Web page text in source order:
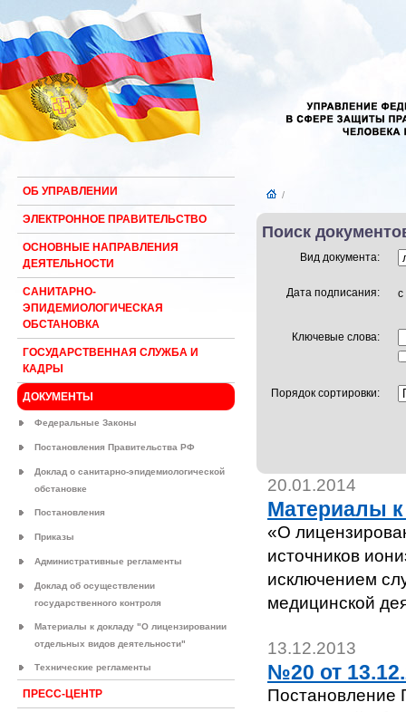
ОБ УПРАВЛЕНИИ
ЭЛЕКТРОННОЕ ПРАВИТЕЛЬСТВО
ОСНОВНЫЕ НАПРАВЛЕНИЯ
ДЕЯТЕЛЬНОСТИ
САНИТАРНО-
ЭПИДЕМИОЛОГИЧЕСКАЯ
ОБСТАНОВКА
ГОСУДАРСТВЕННАЯ СЛУЖБА И
КАДРЫ
ДОКУМЕНТЫ
Федеральные Законы
Постановления Правительства РФ
Доклад о санитарно-эпидемиологической
обстановке
Постановления
Приказы
Административные регламенты
Доклад об осуществлении
государственного контроля
Материалы к докладу "О лицензировании
отдельных видов деятельности"
Технические регламенты
ПРЕСС-ЦЕНТР
/
Поиск
Вид документа:
Дата подписания: с
Ключевые слова:
Порядок сортировки:
20.01.2014
Материалы
«О
источников
исключением
медицинской
13.12.2013
№20 от
Постановление